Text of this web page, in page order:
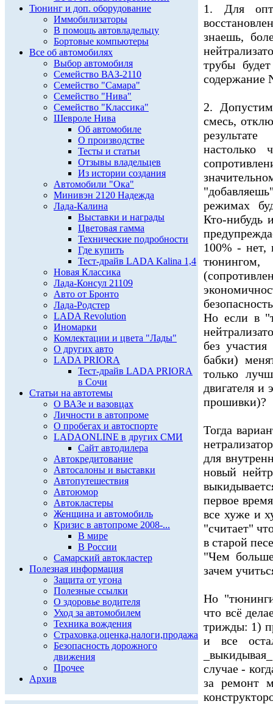
Тюнинг и доп. оборудование
Иммобилизаторы
В помощь автовладельцу
Бортовые компьютеры
Все об автомобилях
Выбор автомобиля
Семейство ВАЗ-2110
Семейство "Самара"
Семейство "Нива"
Семейство "Классика"
Шевроле Нива
Об автомобиле
О производстве
Тесты и статьи
Отзывы владельцев
Из истории создания
Автомобили "Ока"
Минивэн 2120 Надежда
Лада-Калина
Выставки и награды
Цветовая гамма
Технические подробности
Где купить
Тест-драйв LADA Kalina 1,4
Новая Классика
Лада-Консул 21109
Авто от Бронто
Лада-Родстер
LADA Revolution
Иномарки
Комлектации и цвета "Лады"
О других авто
LADA PRIORA
Тест-драйв LADA PRIORA
в Сочи
Статьи на автотемы
О ВАЗе и вазовцах
Личности в автопроме
О пробегах и автоспорте
LADAONLINE в других СМИ
Сайт автодилера
Автокредитование
Автосалоны и выставки
Автопутешествия
Автоюмор
Автокластеры
Женщина и автомобиль
Кризис в автопроме 2008-...
В мире
В России
Самарский автокластер
Полезная информация
Защита от угона
Полезные ссылки
О здоровье водителя
Уход за автомобилем
Техника вождения
Страховка,оценка,налоги,продажа
Безопасность дорожного
движения
Прочее
Архив
1. Для
знаешь,
трубы
содержание
2.
смесь,
настолько
режимах
Кто-нибудь
100% - нет,
Но если в
без
бабки)
только
двигателя и
прошивки)?
Тогда
для
новый
первое
все хуже и
"считает"
в старой
"Чем
зачем
Но
что всё
трижды: 1)
и все
случае -
за ремонт